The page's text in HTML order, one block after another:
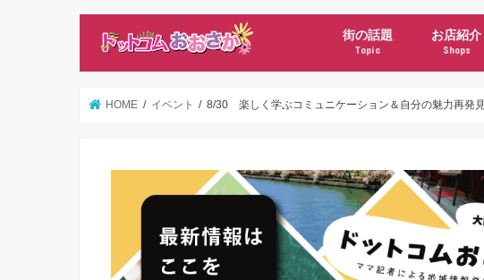
街の話題
Topic
お店紹介
Shops
HOME イベント 8/30 楽しく学ぶコミュニケーション＆自分の魅力再発見